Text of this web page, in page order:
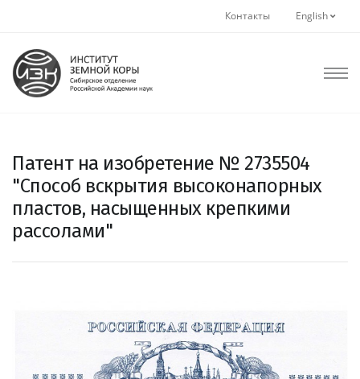
Контакты English
Патент на изобретение № 2735504
"Способ вскрытия высоконапорных
пластов, насыщенных крепкими
рассолами"